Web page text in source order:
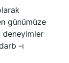
günümüze
deneyimler
-ı